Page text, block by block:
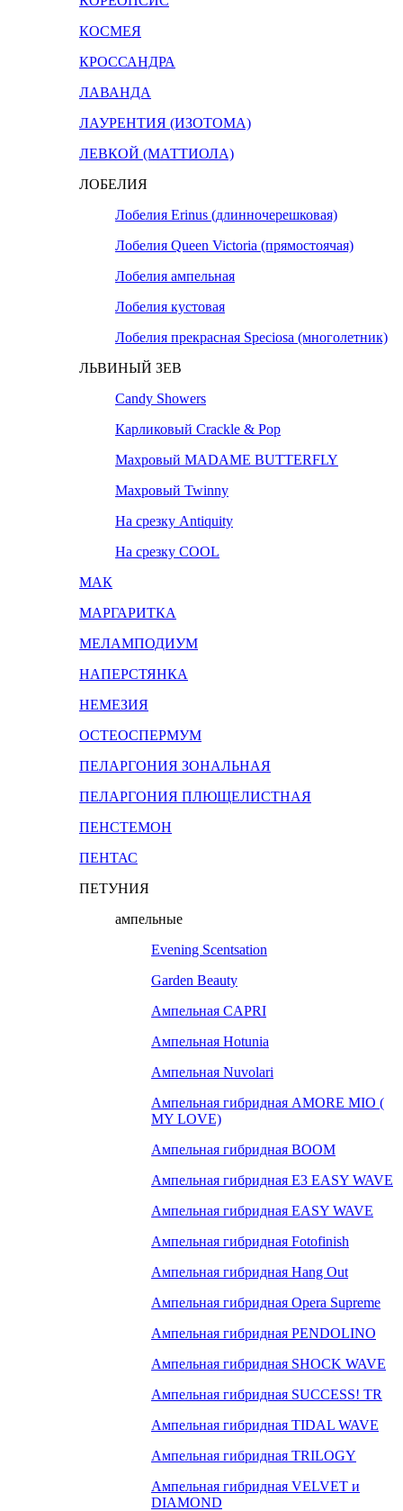
КОСМЕЯ
КРОССАНДРА
ЛАВАНДА
ЛАУРЕНТИЯ (ИЗОТОМА)
ЛЕВКОЙ (МАТТИОЛА)
ЛОБЕЛИЯ
Лобелия Erinus (длинночерешковая)
Лобелия Queen Victoria (прямостоячая)
Лобелия ампельная
Лобелия кустовая
Лобелия прекрасная Speciosa (многолетник)
ЛЬВИНЫЙ ЗЕВ
Candy Showers
Карликовый Crackle & Pop
Махровый MADAME BUTTERFLY
Махровый Twinny
На срезку Antiquity
На срезку COOL
МАК
МАРГАРИТКА
МЕЛАМПОДИУМ
НАПЕРСТЯНКА
НЕМЕЗИЯ
ОСТЕОСПЕРМУМ
ПЕЛАРГОНИЯ ЗОНАЛЬНАЯ
ПЕЛАРГОНИЯ ПЛЮЩЕЛИСТНАЯ
ПЕНСТЕМОН
ПЕНТАС
ПЕТУНИЯ
ампельные
Evening Scentsation
Garden Beauty
Ампельная CAPRI
Ампельная Hotunia
Ампельная Nuvolari
Ампельная гибридная AMORE MIO (
MY LOVE)
Ампельная гибридная BOOM
Ампельная гибридная E3 EASY WAVE
Ампельная гибридная EASY WAVE
Ампельная гибридная Fotofinish
Ампельная гибридная Hang Out
Ампельная гибридная Opera Supreme
Ампельная гибридная PENDOLINO
Ампельная гибридная SHOCK WAVE
Ампельная гибридная SUCCESS! TR
Ампельная гибридная TIDAL WAVE
Ампельная гибридная TRILOGY
Ампельная гибридная VELVET и
DIAMOND